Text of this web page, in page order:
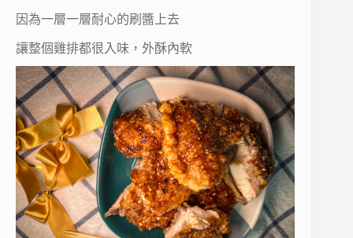
因為一層一層耐心的刷醬上去
讓整個雞排都很入味，外酥內軟